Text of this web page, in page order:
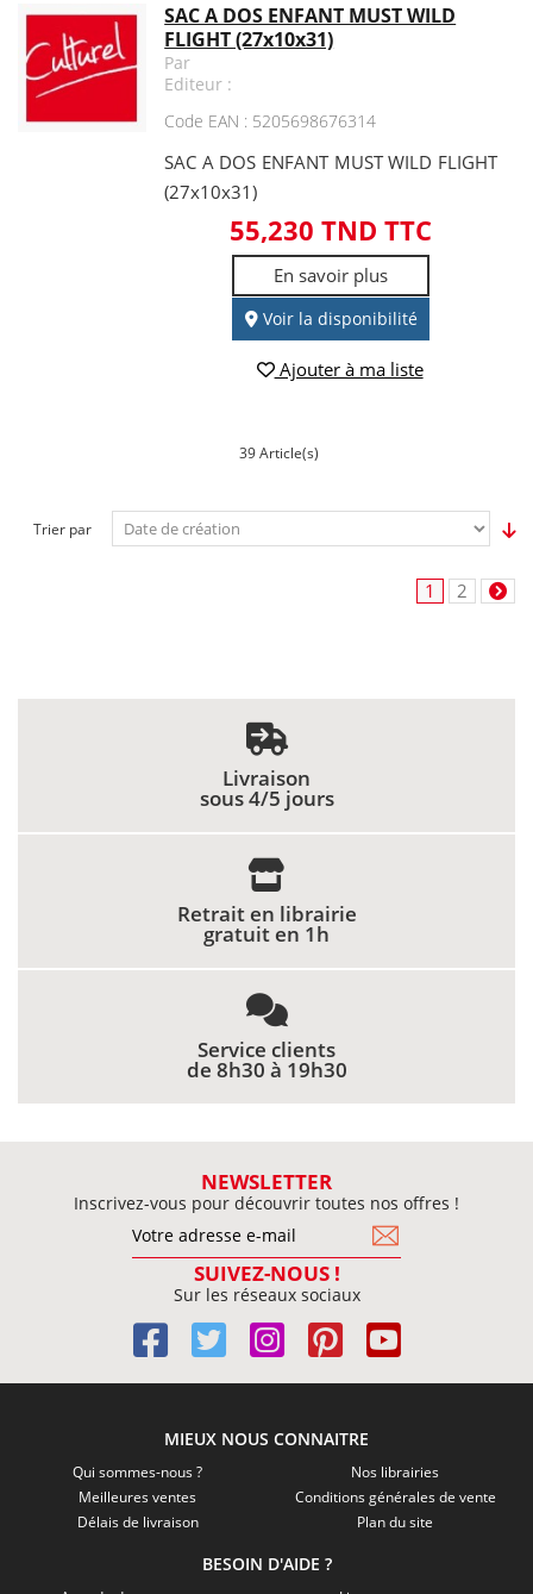
SAC A DOS ENFANT MUST WILD
FLIGHT (27x10x31)
Par
Editeur :
Code EAN : 5205698676314
SAC A DOS ENFANT MUST WILD FLIGHT
(27x10x31)
55,230 TND TTC
En savoir plus
Voir la disponibilité
Ajouter à ma liste
39 Article(s)
Trier par
1 2
Livraison
sous 4/5 jours
Retrait en librairie
gratuit en 1h
Service clients
de 8h30 à 19h30
NEWSLETTER
Inscrivez-vous pour découvrir toutes nos offres !
SUIVEZ-NOUS !
Sur les réseaux sociaux
MIEUX NOUS CONNAITRE
Qui sommes-nous ?
Meilleures ventes
Délais de livraison
Nos librairies
Conditions générales de vente
Plan du site
BESOIN D'AIDE ?